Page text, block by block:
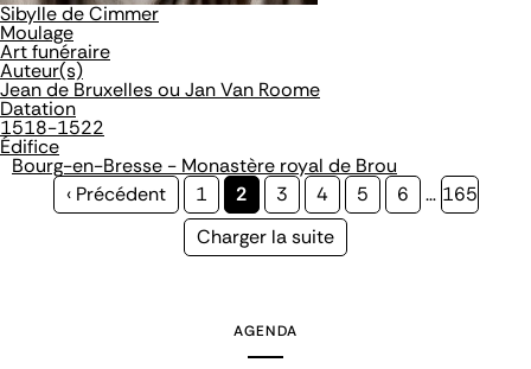
Sibylle de Cimmer
Moulage
Art funéraire
Auteur(s)
Jean de Bruxelles ou Jan Van Roome
Datation
1518-1522
Édifice
Bourg-en-Bresse - Monastère royal de Brou
Page
‹ Précédent Page
1
Page
courante
2 Page
3 Page
4 Page
5 Page
6 … Page
165
Page
Charger la suite
AGENDA